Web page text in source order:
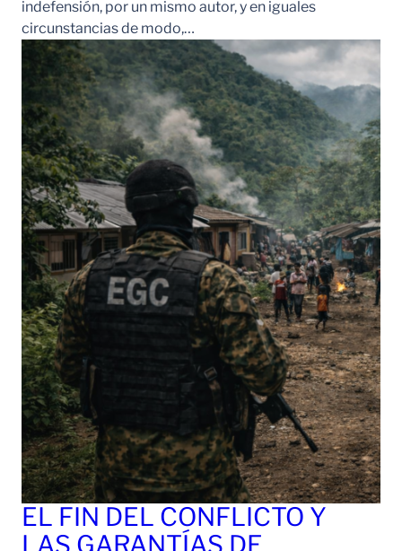
indefensión, por un mismo autor, y en iguales
circunstancias de modo,…
EL FIN DEL CONFLICTO Y